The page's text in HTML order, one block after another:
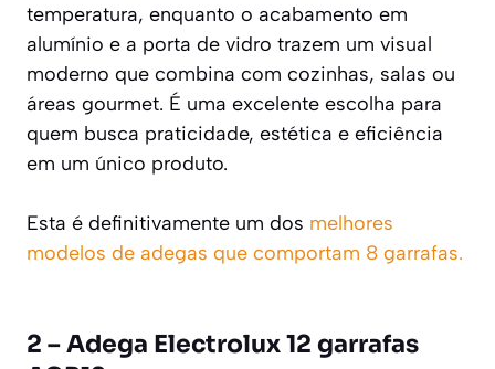
temperatura, enquanto o acabamento em
alumínio e a porta de vidro trazem um visual
moderno que combina com cozinhas, salas ou
áreas gourmet. É uma excelente escolha para
quem busca praticidade, estética e eficiência
em um único produto.
Esta é definitivamente um dos melhores
modelos de adegas que comportam 8 garrafas.
2 – Adega Electrolux 12 garrafas